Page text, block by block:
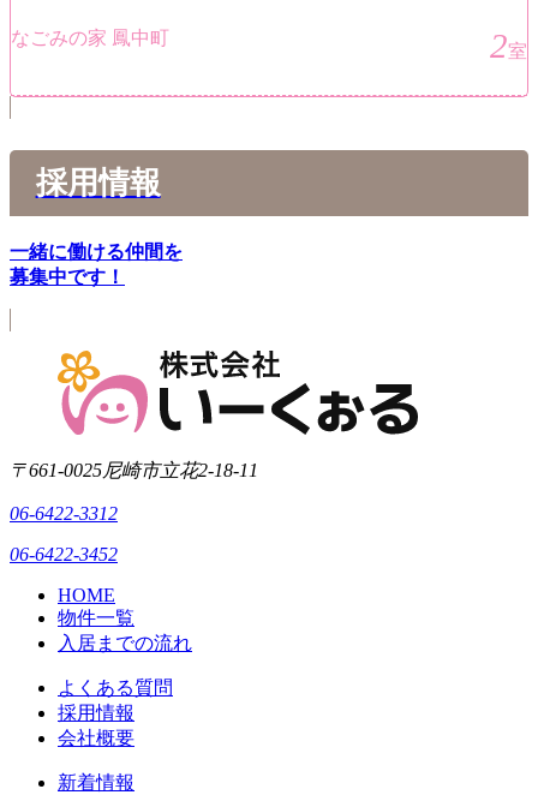
なごみの家 鳳中町 2室
採用情報
一緒に働ける仲間を
募集中です！
〒661-0025尼崎市立花2-18-11
06-6422-3312
06-6422-3452
HOME
物件一覧
入居までの流れ
よくある質問
採用情報
会社概要
新着情報